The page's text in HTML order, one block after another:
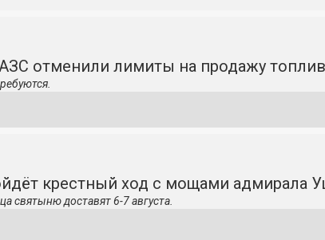
отменили лимиты на продажу
крестный ход с мощами адмирала
святыню доставят 6-7 августа.